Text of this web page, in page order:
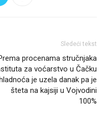
Sledeći tekst
procenama stručnjaka
za voćarstvo u Čačku
je uzela danak pa je
šteta na kajsiji u Vojvodini
100%